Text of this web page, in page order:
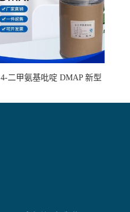
4-二甲氨基吡啶 DMAP 新型